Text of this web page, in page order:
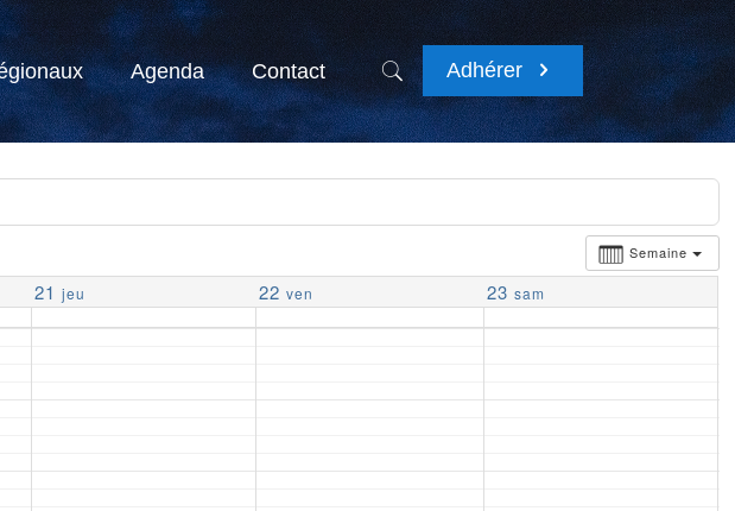
Agenda Contact Adhérer
Semaine
21 jeu 22 ven 23 sam